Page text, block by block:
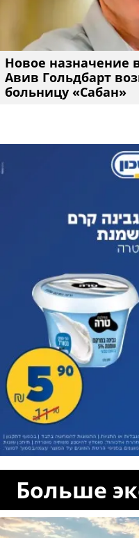
Новое назначение
Авив Гольдбарт
больницу «Сабан»
Больше